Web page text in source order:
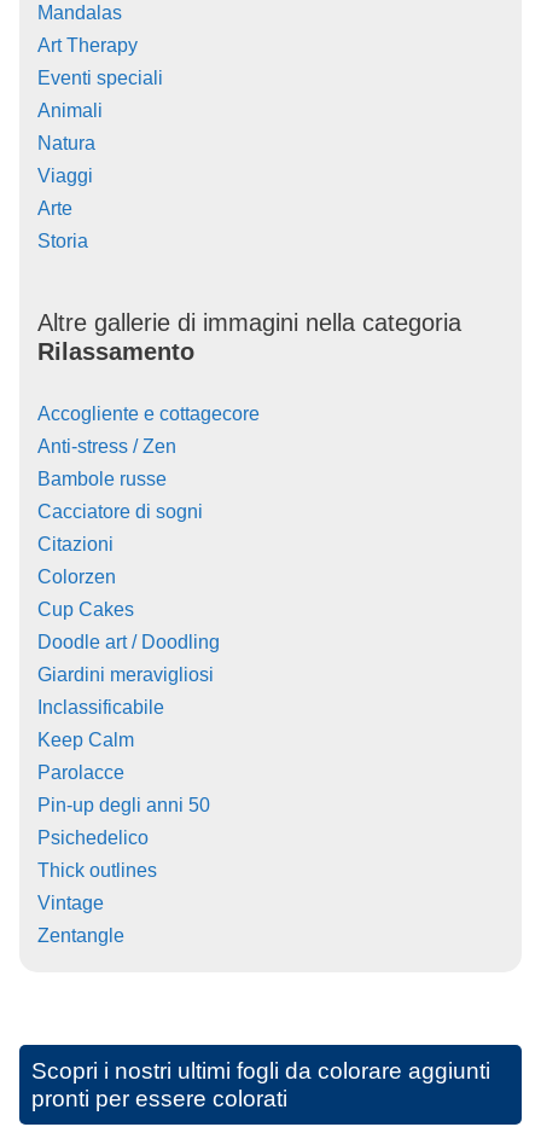
Mandalas
Art Therapy
Eventi speciali
Animali
Natura
Viaggi
Arte
Storia
Altre gallerie di immagini nella categoria
Rilassamento
Accogliente e cottagecore
Anti-stress / Zen
Bambole russe
Cacciatore di sogni
Citazioni
Colorzen
Cup Cakes
Doodle art / Doodling
Giardini meravigliosi
Inclassificabile
Keep Calm
Parolacce
Pin-up degli anni 50
Psichedelico
Thick outlines
Vintage
Zentangle
Scopri i nostri ultimi fogli da colorare aggiunti
pronti per essere colorati